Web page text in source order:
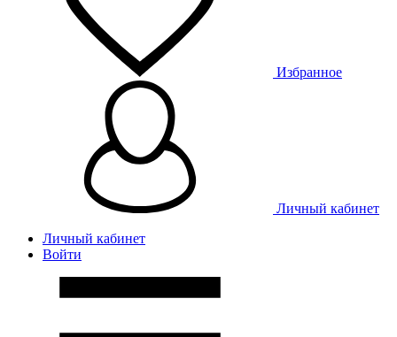
Избранное
Личный кабинет
Личный кабинет
Войти